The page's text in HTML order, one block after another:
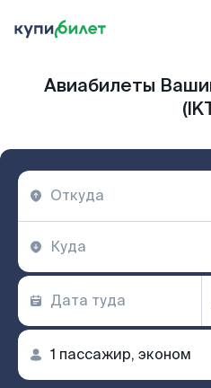
Авиабилеты